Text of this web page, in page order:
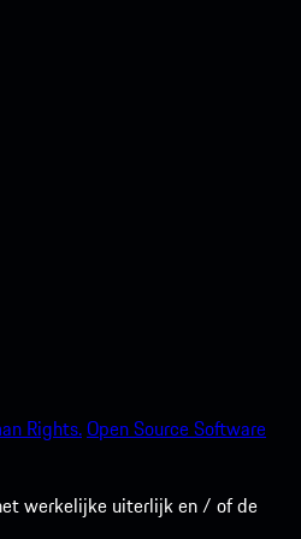
Rights.Open Source Software
werkelijke uiterlijk en / of de